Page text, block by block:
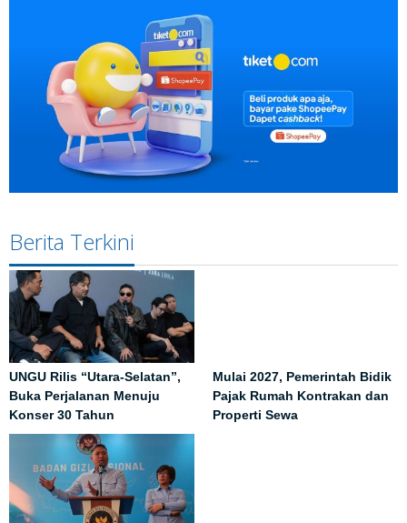
Berita Terkini
UNGU Rilis “Utara-Selatan”,
Buka Perjalanan Menuju
Konser 30 Tahun
Mulai 2027, Pemerintah Bidik
Pajak Rumah Kontrakan dan
Properti Sewa